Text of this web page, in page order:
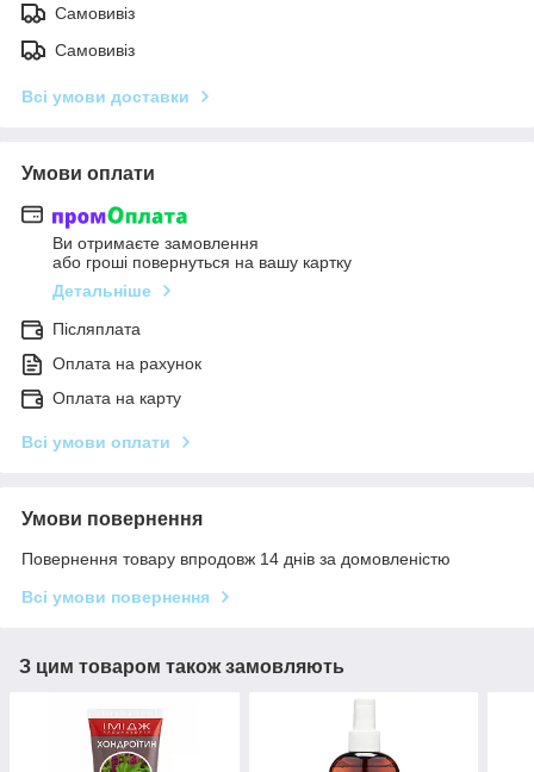
Самовивіз
Самовивіз
Всі умови доставки
Умови оплати
Ви отримаєте замовлення
або гроші повернуться на вашу картку
Детальніше
Післяплата
Оплата на рахунок
Оплата на карту
Всі умови оплати
Умови повернення
Повернення товару впродовж 14 днів за домовленістю
Всі умови повернення
З цим товаром також замовляють